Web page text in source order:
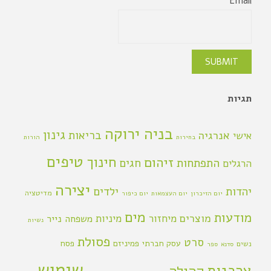
תגיות
אישי אנרגיה בחירות בניה ירוקה בריאות גינון הורות
הרגלים התפתחות זיהום חגים חינוך טיפים
יהדות יום הזיכרון יום העצמאות יום כיפור ילדים יצירה מדיטציה
מודעות מוצרים מיחזור מים מיניות משפחה נייר נשיות
נשים סדנא ספר סרט עסק חברתי פמיניזם פסולת פסח